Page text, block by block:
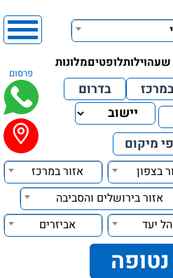
שעהוילותלופטיםמלונות
פרסום
בדרום
מיקום
בצפון
אזור במרכז
אזור בירושלים והסביבה
יעד אביזרים